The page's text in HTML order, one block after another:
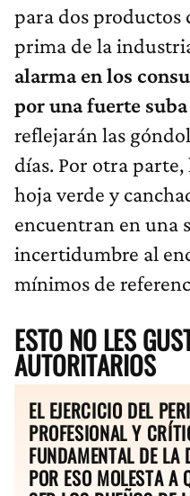
para dos productos
prima de la
alarma en los
por una fuerte
reflejarán las
días. Por otra
hoja verde y
encuentran en una
incertidumbre al
mínimos de
ESTO NO LES
AUTORITARIOS
EL EJERCICIO DEL
PROFESIONAL Y
FUNDAMENTAL DE LA
POR ESO MOLESTA A